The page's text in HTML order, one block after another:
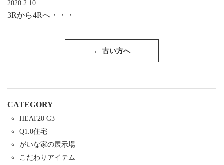
2020.2.10
3Rから4Rへ・・・
シ
ン
← 古い方へ
CATEGORY
HEAT20 G3
Q1.0住宅
がいな家の展示場
こだわりアイテム